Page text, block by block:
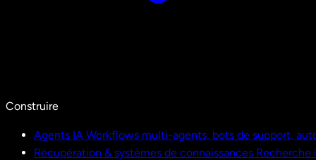
Construire
Agents IA Workflows multi-agents, bots de support,
Récupération & systèmes de connaissances Recherche